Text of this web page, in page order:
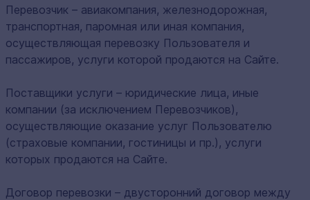
Перевозчик – авиакомпания, железнодорожная,
транспортная, паромная или иная компания,
осуществляющая перевозку Пользователя и
пассажиров, услуги которой продаются на Сайте.
Поставщики услуги – юридические лица, иные
компании (за исключением Перевозчиков),
осуществляющие оказание услуг Пользователю
(страховые компании, гостиницы и пр.), услуги
которых продаются на Сайте.
Договор перевозки – двусторонний договор между